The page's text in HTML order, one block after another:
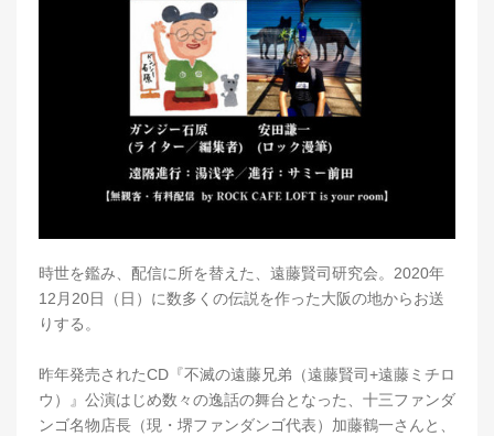
時世を鑑み、配信に所を替えた、遠藤賢司研究会。2020年
12月20日（日）に数多くの伝説を作った大阪の地からお送
りする。
昨年発売されたCD『不滅の遠藤兄弟（遠藤賢司+遠藤ミチロ
ウ）』公演はじめ数々の逸話の舞台となった、十三ファンダ
ンゴ名物店長（現・堺ファンダンゴ代表）加藤鶴一さんと、